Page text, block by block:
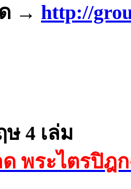
→ http://
4 เล่ม
พระไตรปิฎ